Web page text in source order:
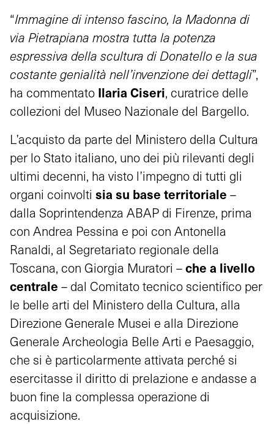
“Immagine di intenso fascino, la Madonna di
via Pietrapiana mostra tutta la potenza
espressiva della scultura di Donatello e la sua
costante genialità nell’invenzione dei dettagli”,
ha commentato Ilaria Ciseri, curatrice delle
collezioni del Museo Nazionale del Bargello.
L’acquisto da parte del Ministero della Cultura
per lo Stato italiano, uno dei più rilevanti degli
ultimi decenni, ha visto l’impegno di tutti gli
organi coinvolti sia su base territoriale –
dalla Soprintendenza ABAP di Firenze, prima
con Andrea Pessina e poi con Antonella
Ranaldi, al Segretariato regionale della
Toscana, con Giorgia Muratori –che a livello
centrale – dal Comitato tecnico scientifico per
le belle arti del Ministero della Cultura, alla
Direzione Generale Musei e alla Direzione
Generale Archeologia Belle Arti e Paesaggio,
che si è particolarmente attivata perché si
esercitasse il diritto di prelazione e andasse a
buon fine la complessa operazione di
acquisizione.